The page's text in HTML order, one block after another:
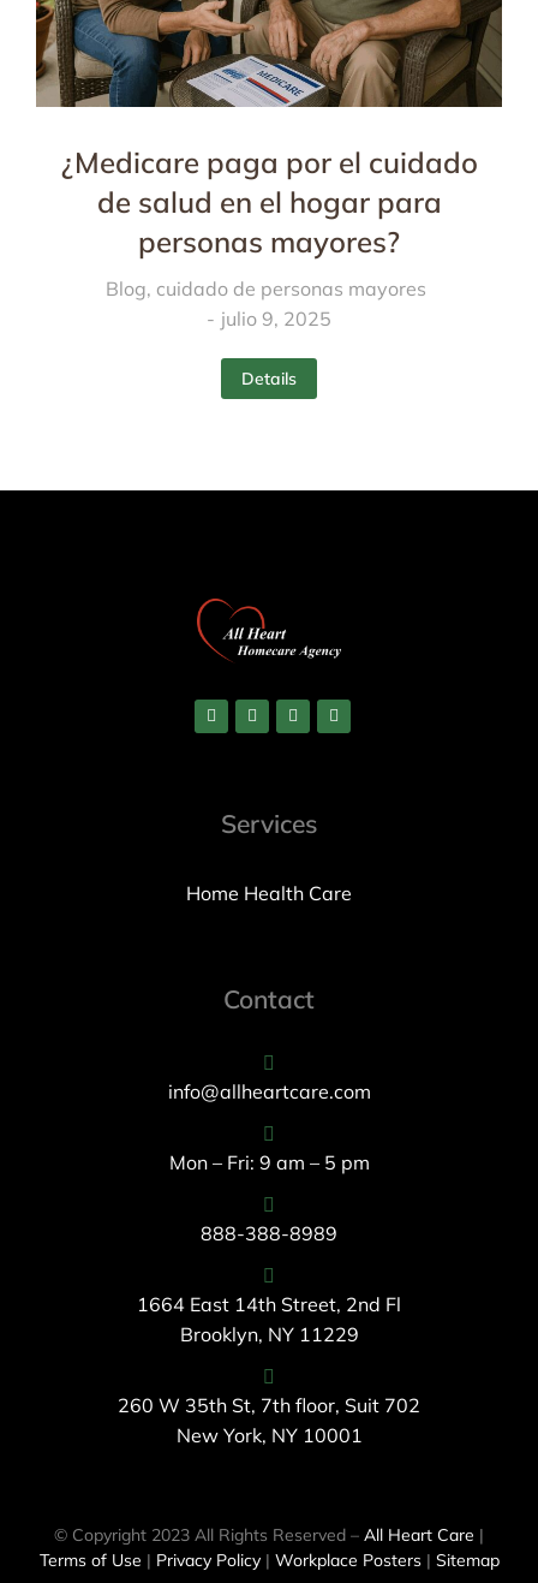
¿Medicare paga por el cuidado
de salud en el hogar para
personas mayores?
Blog, cuidado de personas mayores
julio 9, 2025
Details
Services
Home Health Care
Contact
info@allheartcare.com
Mon – Fri: 9 am – 5 pm
888-388-8989
1664 East 14th Street, 2nd Fl
Brooklyn, NY 11229
260 W 35th St, 7th floor, Suit 702
New York, NY 10001
© Copyright 2023 All Rights Reserved – All Heart Care |
Terms of Use | Privacy Policy| Workplace Posters| Sitemap